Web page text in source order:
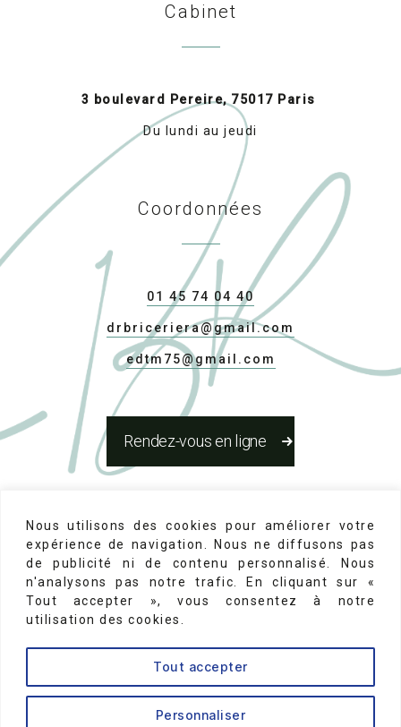
Nous utilisons des cookies pour améliorer votre
expérience de navigation. Nous ne diffusons pas
de publicité ni de contenu personnalisé. Nous
n'analysons pas notre trafic. En cliquant sur «
Tout accepter », vous consentez à notre
utilisation des cookies.
Personnaliser
Tout accepter
Cabinet
3 boulevard Pereire, 75017 Paris
Du lundi au jeudi
Coordonnées
01 45 74 04 40
drbriceriera@gmail.com
edtm75@gmail.com
Rendez-vous en ligne
-
N°d'inscription au conseil de
l'ordre des chirurgiens dentistes 75-22131
↑